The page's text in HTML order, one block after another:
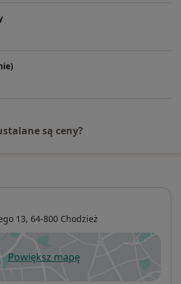
są ceny?
13, 64-800 Chodzież
Powiększ mapęotwiera się w nowej karcie